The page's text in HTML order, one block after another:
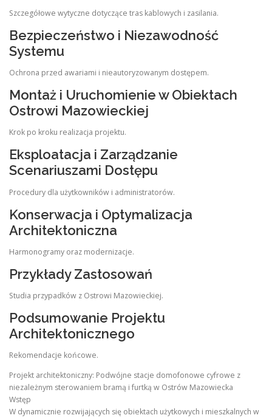
Szczegółowe wytyczne dotyczące tras kablowych i zasilania.
Bezpieczeństwo i Niezawodność
Systemu
Ochrona przed awariami i nieautoryzowanym dostępem.
Montaż i Uruchomienie w Obiektach
Ostrowi Mazowieckiej
Krok po kroku realizacja projektu.
Eksploatacja i Zarządzanie
Scenariuszami Dostępu
Procedury dla użytkowników i administratorów.
Konserwacja i Optymalizacja
Architektoniczna
Harmonogramy oraz modernizacje.
Przykłady Zastosowań
Studia przypadków z Ostrowi Mazowieckiej.
Podsumowanie Projektu
Architektonicznego
Rekomendacje końcowe.
Projekt architektoniczny: Podwójne stacje domofonowe cyfrowe z
niezależnym sterowaniem bramą i furtką w Ostrów Mazowiecka
Wstęp
W dynamicznie rozwijających się obiektach użytkowych i mieszkalnych w